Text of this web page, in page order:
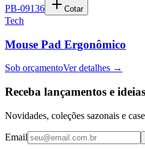
PB-09136 Cotar
Tech
Mouse Pad Ergonômico
Sob orçamentoVer detalhes →
Receba lançamentos e
Novidades, coleções sazonais e
Email